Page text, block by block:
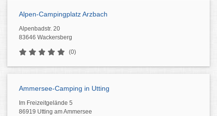
Alpen-Campingplatz Arzbach
Alpenbadstr. 20
83646 Wackersberg
(0)
Ammersee-Camping in Utting
Im Freizeitgelände 5
86919 Utting am Ammersee